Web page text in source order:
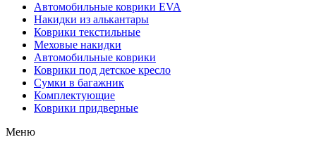
Автомобильные коврики EVA
Накидки из алькантары
Коврики текстильные
Меховые накидки
Автомобильные коврики
Коврики под детское кресло
Сумки в багажник
Комплектующие
Коврики придверные
Меню